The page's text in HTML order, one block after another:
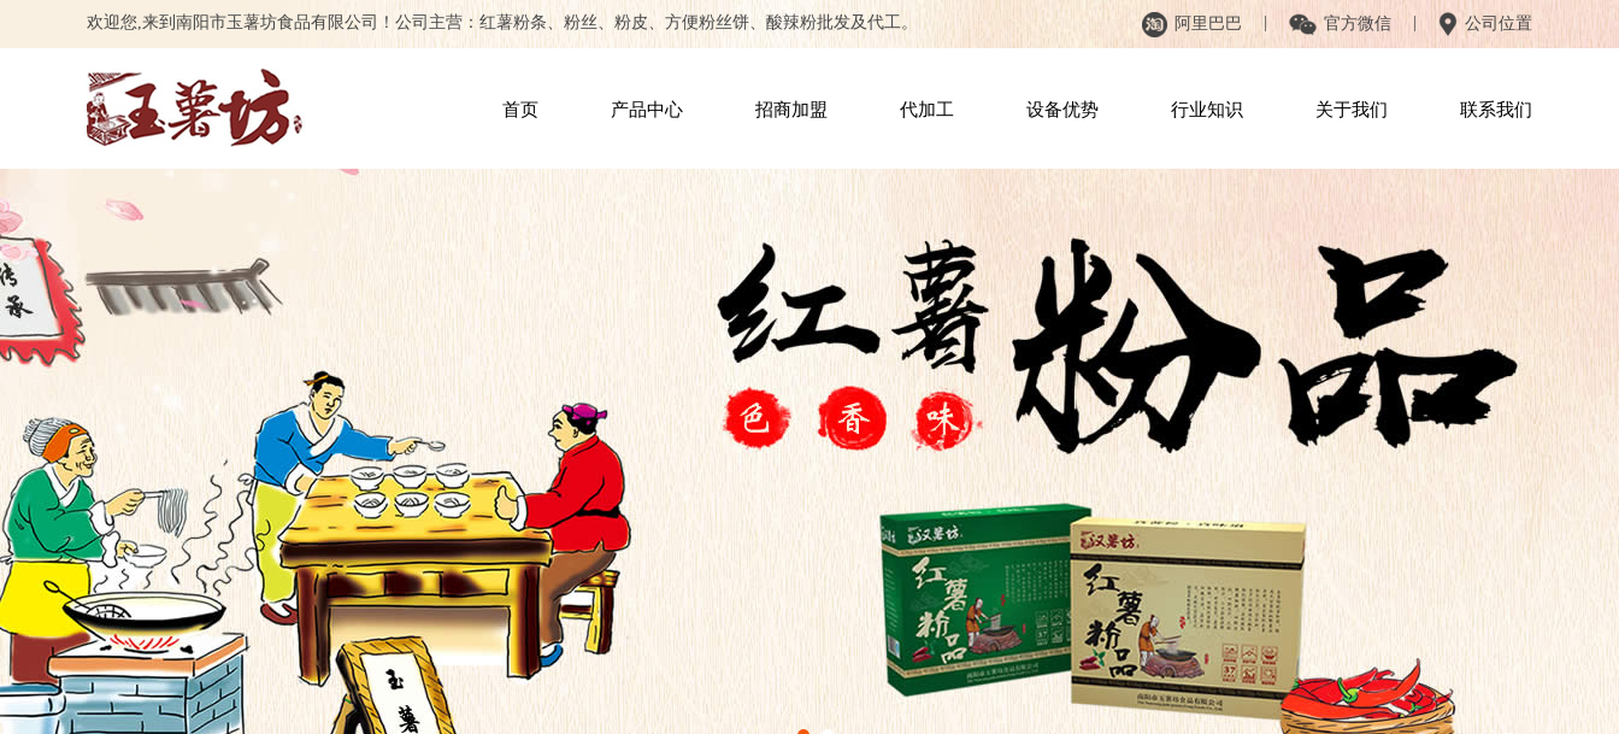
欢迎您,来到南阳市玉薯坊食品有限公司！公司主营：红薯粉条、粉丝、粉皮、方便粉丝饼、酸辣粉批发及代工。 公司位置
官方微信
阿里巴巴
联系我们
关于我们
行业知识
设备优势
代加工
招商加盟
产品中心
首页